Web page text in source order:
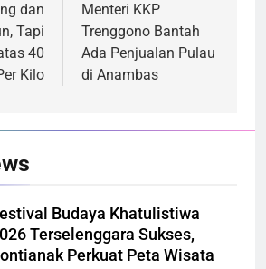
dan
Tapi
40
Kilo
Menteri KKP
Trenggono Bantah
Ada Penjualan Pulau
di Anambas
Budaya Khatulistiwa
Terselenggara Sukses,
Perkuat Peta Wisata